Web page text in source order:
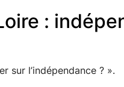
:
sur l’indépendance ? ».